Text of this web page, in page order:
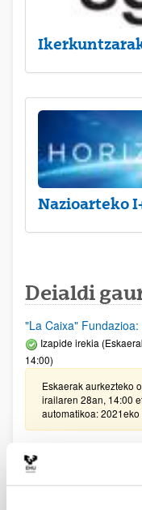
Nazioarteko
Deialdi
"La Caixa"
Izapide irekia
14:00)
Eskaerak aurkezteko
irailaren 28an, 14:00
automatikoa:
BIODIVERSIDAD
IKERKETA